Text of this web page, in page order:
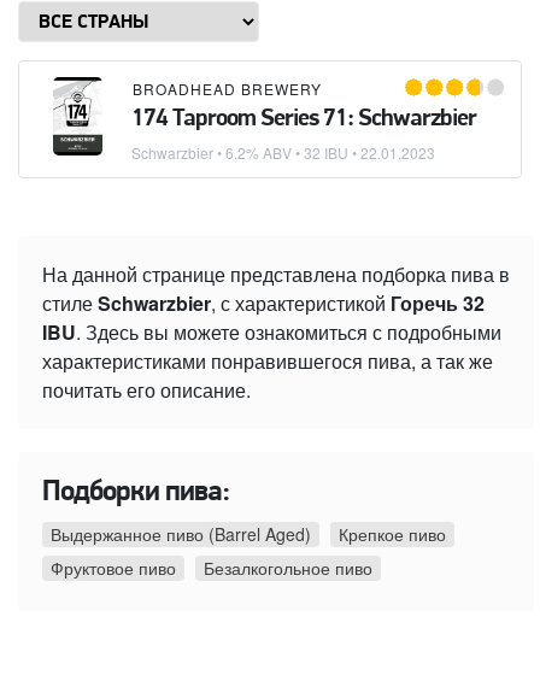
BROADHEAD BREWERY
174 Taproom Series 71: Schwarzbier
Schwarzbier• 6.2% ABV • 32 IBU •22.01.2023
На данной странице представлена подборка пива в
стилеSchwarzbier, с характеристикой Горечь 32
IBU. Здесь вы можете ознакомиться с подробными
характеристиками понравившегося пива, а так же
почитать его описание.
Подборки пива:
Выдержанное пиво (Barrel Aged)
Крепкое пиво
Фруктовое пиво
Безалкогольное пиво